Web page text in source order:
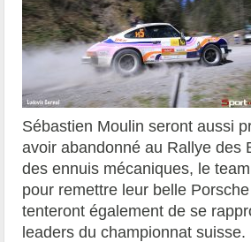
Sébastien Moulin seront aussi
avoir abandonné au Rallye des
des ennuis mécaniques, le
pour remettre leur belle
tenteront également de se
leaders du championnat suisse.